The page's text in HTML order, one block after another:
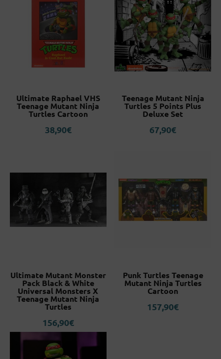
Ultimate Raphael VHS
Teenage Mutant Ninja
Turtles Cartoon
38,90€
Teenage Mutant Ninja
Turtles 5 Points Plus
Deluxe Set
67,90€
Ultimate Mutant Monster
Pack Black & White
Universal Monsters X
Teenage Mutant Ninja
Turtles
156,90€
Punk Turtles Teenage
Mutant Ninja Turtles
Cartoon
157,90€